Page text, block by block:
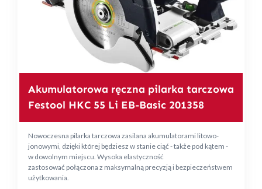
Akumulatorowa ręczna pilarka tarczowa
Festool HKC 55 Li EB-Basic 201358
Nowoczesna pilarka tarczowa zasilana akumulatorami litowo-
jonowymi, dzięki której będziesz w stanie ciąć - także pod kątem -
w dowolnym miejscu. Wysoka elastyczność
zastosować połączona z maksymalną precyzją i bezpieczeństwem
użytkowania.